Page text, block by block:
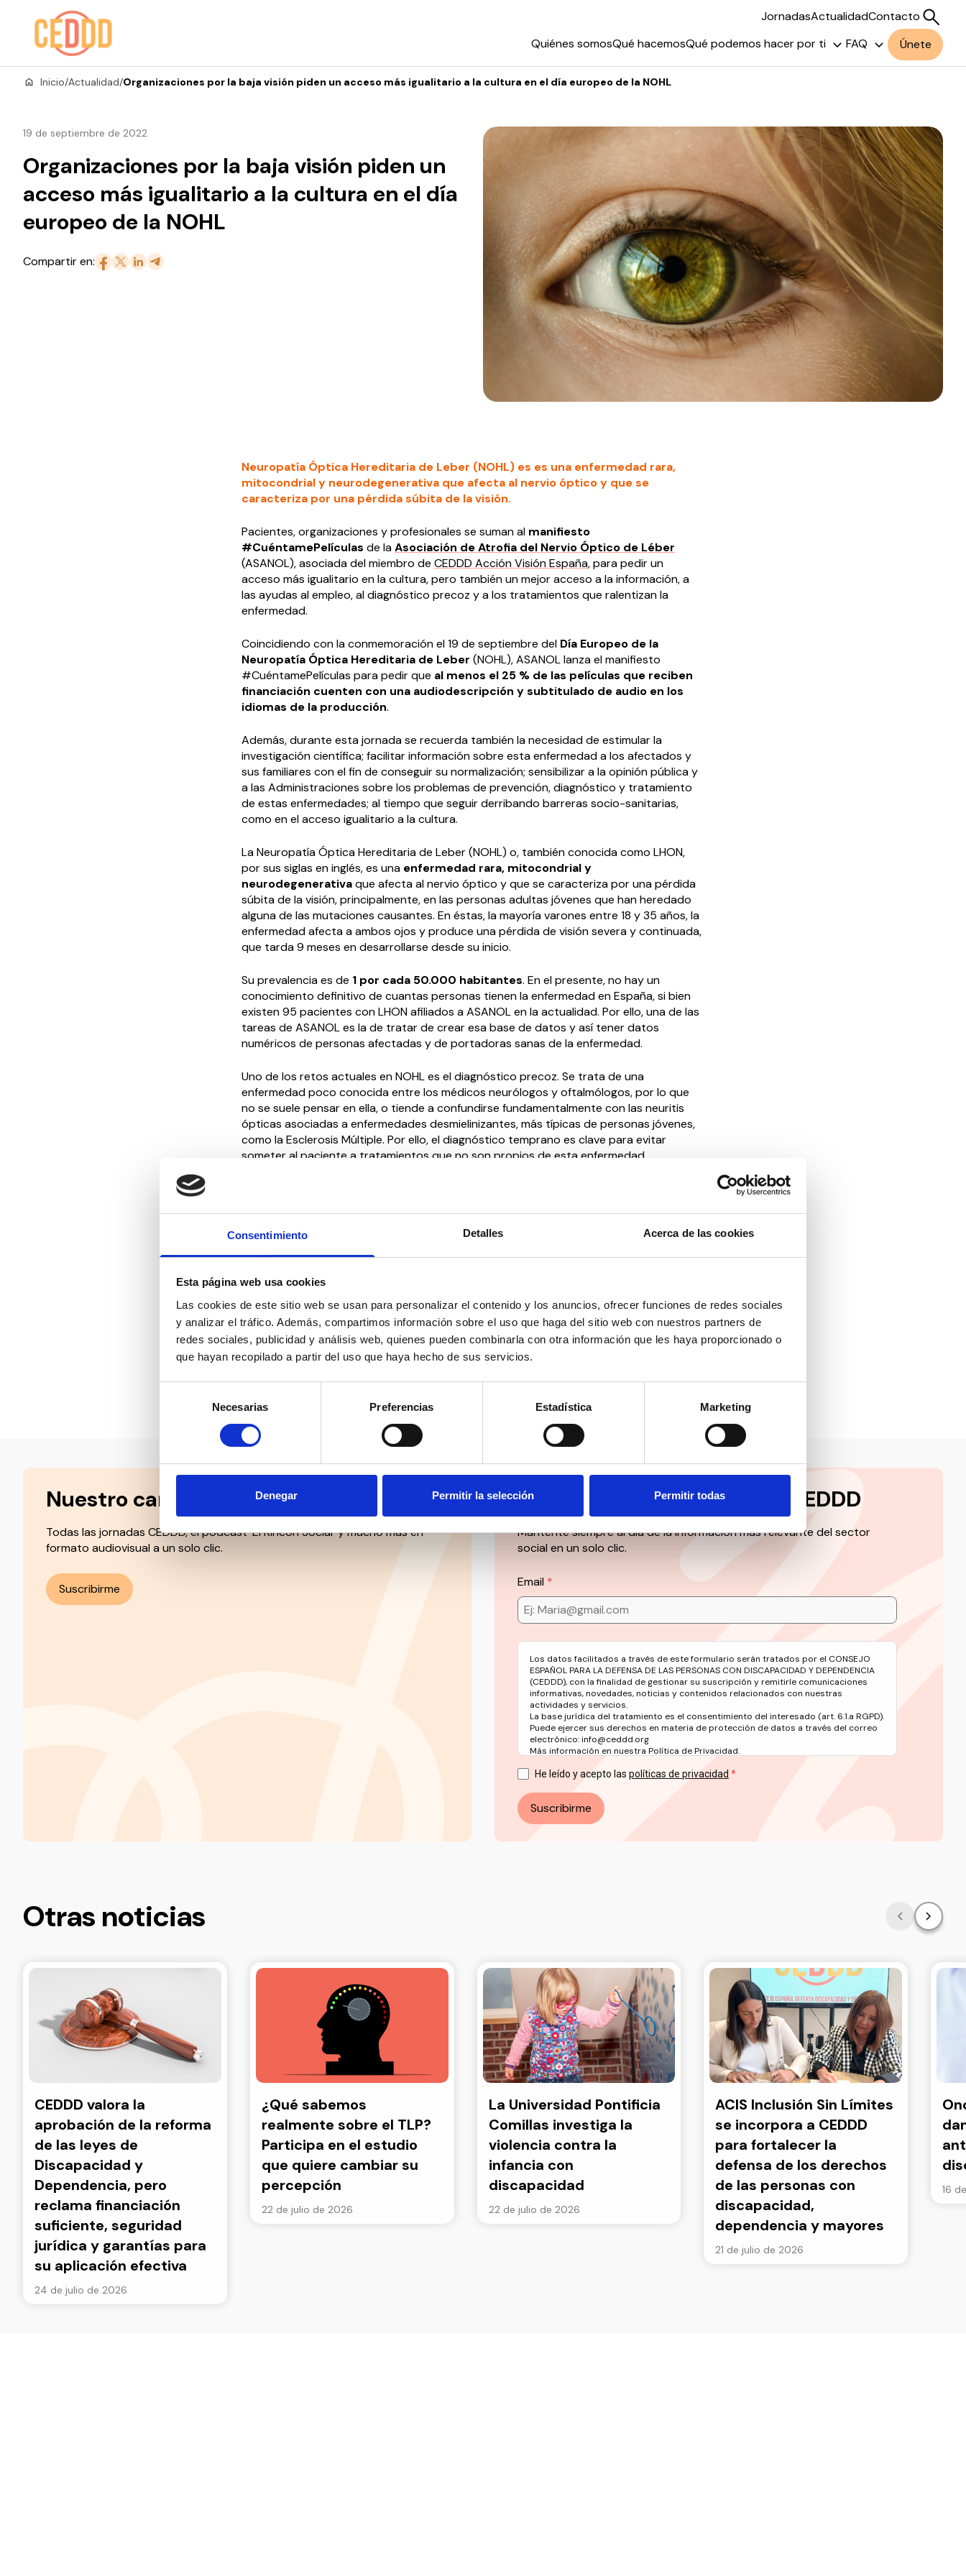
Consentimiento Detalles Acerca de las cookies
Esta página web usa cookies
Las cookies de este sitio web se usan para personalizar el contenido y los anuncios, ofrecer funciones de redes sociales
y analizar el tráfico. Además, compartimos información sobre el uso que haga del sitio web con nuestros partners de
redes sociales, publicidad y análisis web, quienes pueden combinarla con otra información que les haya proporcionado o
que hayan recopilado a partir del uso que haya hecho de sus servicios.
consentimiento
Necesarias Preferencias Estadística Marketing
Denegar Permitir la selección Permitir todas
Saltar al contenido
JornadasActualidadContacto
Quiénes somosQué hacemosQué podemos hacer por ti FAQ Únete
Buscar
Inicio/Actualidad/Organizaciones por la baja visión piden un acceso más igualitario a la cultura en el día europeo de la NOHL
19 de septiembre de 2022
Organizaciones por la baja visión piden un
acceso más igualitario a la cultura en el día
europeo de la NOHL
Compartir en:
Neuropatía Óptica Hereditaria de Leber (NOHL) es es una enfermedad rara,
mitocondrial y neurodegenerativa que afecta al nervio óptico y que se
caracteriza por una pérdida súbita de la visión.
Pacientes, organizaciones y profesionales se suman al manifiesto
#CuéntamePelículas de laAsociación de Atrofia del Nervio Óptico de Léber
(ASANOL), asociada del miembro de CEDDD Acción Visión España, para pedir un
acceso más igualitario en la cultura, pero también un mejor acceso a la información, a
las ayudas al empleo, al diagnóstico precoz y a los tratamientos que ralentizan la
enfermedad.
Coincidiendo con la conmemoración el 19 de septiembre del Día Europeo de la
Neuropatía Óptica Hereditaria de Leber (NOHL), ASANOL lanza el manifiesto
#CuéntamePelículas para pedir que al menos el 25 % de las películas que reciben
financiación cuenten con una audiodescripción y subtitulado de audio en los
idiomas de la producción.
Además, durante esta jornada se recuerda también la necesidad de estimular la
investigación científica; facilitar información sobre esta enfermedad a los afectados y
sus familiares con el fin de conseguir su normalización; sensibilizar a la opinión pública y
a las Administraciones sobre los problemas de prevención, diagnóstico y tratamiento
de estas enfermedades; al tiempo que seguir derribando barreras socio-sanitarias,
como en el acceso igualitario a la cultura.
La Neuropatía Óptica Hereditaria de Leber (NOHL) o, también conocida como LHON,
por sus siglas en inglés, es una enfermedad rara, mitocondrial y
neurodegenerativaque afecta al nervio óptico y que se caracteriza por una pérdida
súbita de la visión, principalmente, en las personas adultas jóvenes que han heredado
alguna de las mutaciones causantes. En éstas, la mayoría varones entre 18 y 35 años, la
enfermedad afecta a ambos ojos y produce una pérdida de visión severa y continuada,
que tarda 9 meses en desarrollarse desde su inicio.
Su prevalencia es de 1 por cada 50.000 habitantes. En el presente, no hay un
conocimiento definitivo de cuantas personas tienen la enfermedad en España, si bien
existen 95 pacientes con LHON afiliados a ASANOL en la actualidad. Por ello, una de las
tareas de ASANOL es la de tratar de crear esa base de datos y así tener datos
numéricos de personas afectadas y de portadoras sanas de la enfermedad.
Uno de los retos actuales en NOHL es el diagnóstico precoz. Se trata de una
enfermedad poco conocida entre los médicos neurólogos y oftalmólogos, por lo que
no se suele pensar en ella, o tiende a confundirse fundamentalmente con las neuritis
ópticas asociadas a enfermedades desmielinizantes, más típicas de personas jóvenes,
como la Esclerosis Múltiple. Por ello, el diagnóstico temprano es clave para evitar
someter al paciente a tratamientos que no son propios de esta enfermedad.
pacientes tenemos claro que los desarrollos conseguidos en innovación terapéutica
son claves para facilitar nuestra vida diaria.
Sin embargo, nuestro Sistema Nacional de Salud no dispone de tratamientos
financiados, a pesar de que ya hay opciones que permiten controlar su desarrollo
desde fases tempranas.
Lee el manifiesto #CuéntamePelículas completo, aquí
Compartir en:
Nuestro canal de Youtube
Todas las jornadas CEDDD, el podcast ‘El Rincón Social’ y mucho más en
formato audiovisual a un solo clic.
Suscribirme
Suscríbete a la newsletter CEDDD
Mantente siempre al día de la información más relevante del sector
social en un solo clic.
Email
Los datos facilitados a través de este formulario serán tratados por el CONSEJO
ESPAÑOL PARA LA DEFENSA DE LAS PERSONAS CON DISCAPACIDAD Y DEPENDENCIA
(CEDDD), con la finalidad de gestionar su suscripción y remitirle comunicaciones
informativas, novedades, noticias y contenidos relacionados con nuestras
actividades y servicios.
La base jurídica del tratamiento es el consentimiento del interesado (art. 6.1.a RGPD).
Puede ejercer sus derechos en materia de protección de datos a través del correo
electrónico: info@ceddd.org
Más información en nuestra Política de Privacidad.
He leído y acepto las políticas de privacidad
Suscribirme
Otras noticias
CEDDD valora la
aprobación de la reforma
de las leyes de
Discapacidad y
Dependencia, pero
reclama financiación
suficiente, seguridad
jurídica y garantías para
su aplicación efectiva
24 de julio de 2026
¿Qué sabemos
realmente sobre el TLP?
Participa en el estudio
que quiere cambiar su
percepción
22 de julio de 2026
La Universidad Pontificia
Comillas investiga la
violencia contra la
infancia con
discapacidad
22 de julio de 2026
ACIS Inclusión Sin Límites
se incorpora a CEDDD
para fortalecer la
defensa de los derechos
de las personas con
discapacidad,
dependencia y mayores
21 de julio de 2026
16